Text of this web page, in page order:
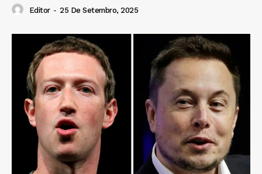
Editor - 25 De Setembro, 2025